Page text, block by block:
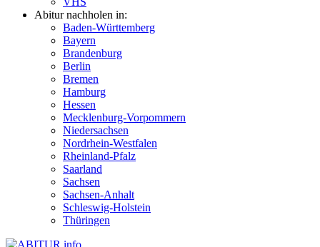
Abitur nachholen in:
Baden-Württemberg
Bayern
Brandenburg
Berlin
Bremen
Hamburg
Hessen
Mecklenburg-Vorpommern
Niedersachsen
Nordrhein-Westfalen
Rheinland-Pfalz
Saarland
Sachsen
Sachsen-Anhalt
Schleswig-Holstein
Thüringen